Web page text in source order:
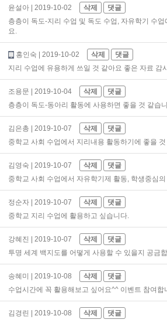
윤설아 | 2019-10-02 삭제
댓글
층층이 독도-지리 수업 및 독도 수업, 자유학기 수업
요.
홍인숙 | 2019-10-02 삭제
댓글
지리 수업에 유용하게 쓰일 것 같아요 좋은 자료 감
조용문 | 2019-10-04 삭제
댓글
층층이 독도-동아리 활동에 사용하면 좋을 것 같습
김은총 | 2019-10-07 삭제
댓글
중학교 사회 수업에서 지리내용 활동하기에 좋을 것
김영숙 | 2019-10-07 삭제
댓글
중학교 사회 수업에서 자유학기제 활동, 학생중심
정순자 | 2019-10-07 삭제
댓글
중학교 지리 수업에 활용하고 싶습니다.
강혜진 | 2019-10-07 삭제
댓글
투명 세계 백지도를 어떻게 사용할 수 있을지 공금
송혜미 | 2019-10-08 삭제
댓글
수업시간에 꼭 활용해보고 싶어요^^ 이벤트 참여합
김경린 | 2019-10-08 삭제
댓글